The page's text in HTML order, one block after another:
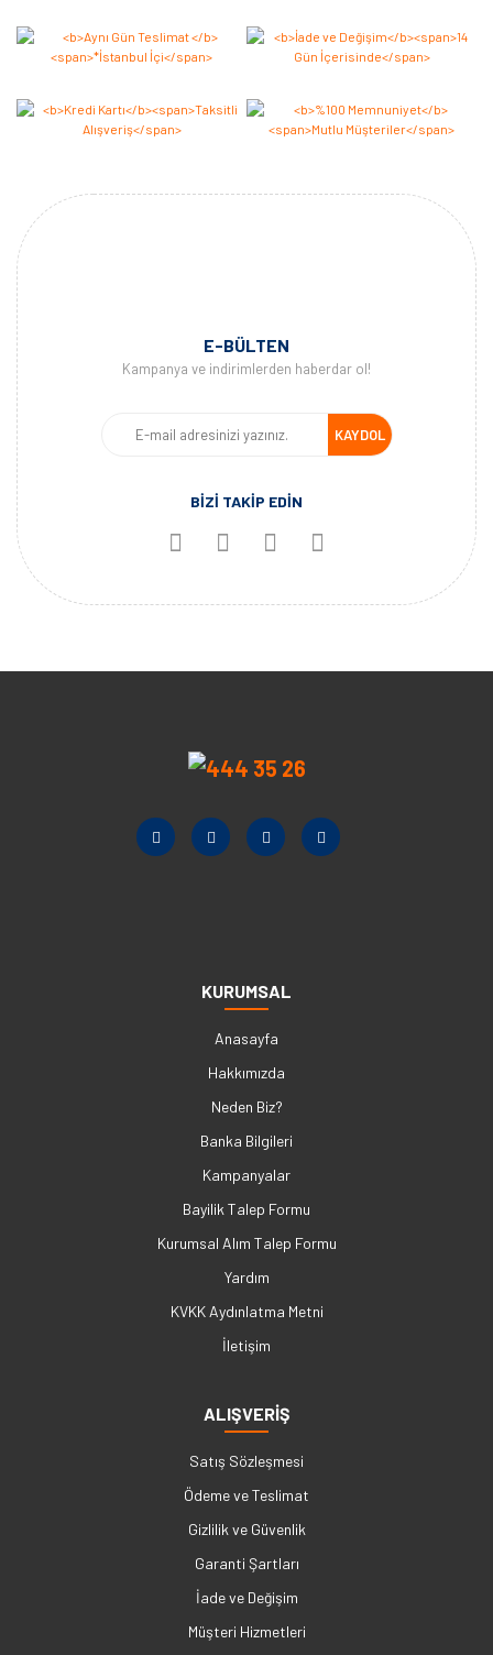
E-BÜLTEN
Kampanya ve indirimlerden haberdar ol!
KAYDOL
BİZİ TAKİP EDİN
KURUMSAL
Anasayfa
Hakkımızda
Neden Biz?
Banka Bilgileri
Kampanyalar
Bayilik Talep Formu
Kurumsal Alım Talep Formu
Yardım
KVKK Aydınlatma Metni
İletişim
ALIŞVERİŞ
Satış Sözleşmesi
Ödeme ve Teslimat
Gizlilik ve Güvenlik
Garanti Şartları
İade ve Değişim
Müşteri Hizmetleri